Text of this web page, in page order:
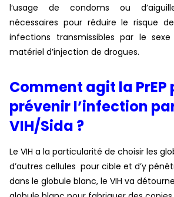
l’usage de condoms ou
nécessaires pour réduire le risque
infections transmissibles par le
matériel d’injection de drogues.
Comment agit la PrEP
prévenir l’infection
VIH/Sida ?
Le VIH a la particularité de choisir les
d’autres cellules pour cible et d’y
dans le globule blanc, le VIH va